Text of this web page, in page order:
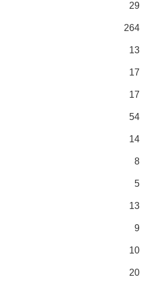
29
264
13
17
17
54
14
8
5
13
9
10
20